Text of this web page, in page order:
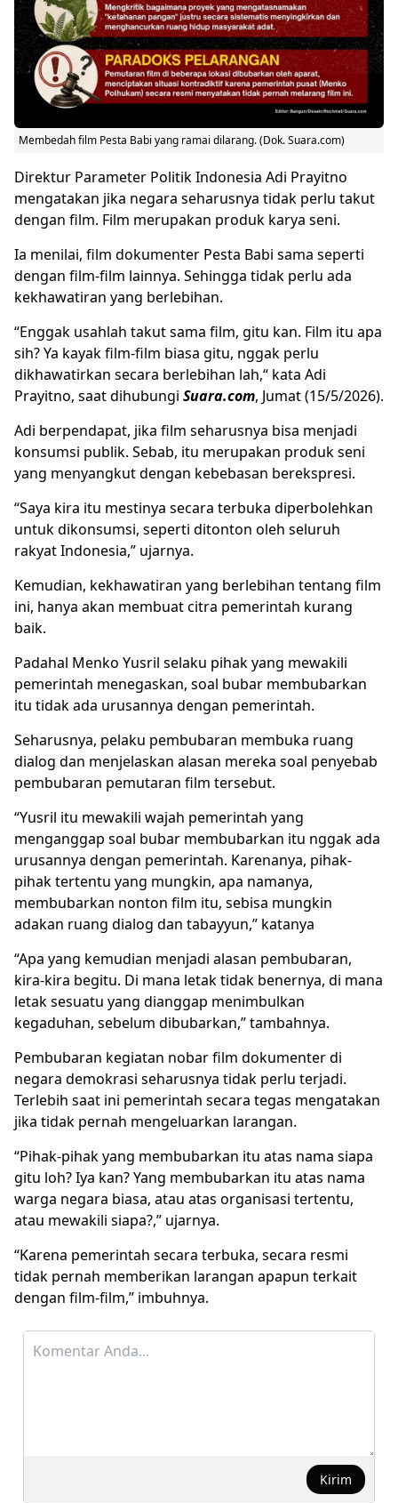
Membedah film Pesta Babi yang ramai dilarang. (Dok. Suara.com)
Direktur Parameter Politik Indonesia Adi Prayitno
mengatakan jika negara seharusnya tidak perlu takut
dengan film. Film merupakan produk karya seni.
Ia menilai, film dokumenter Pesta Babi sama seperti
dengan film-film lainnya. Sehingga tidak perlu ada
kekhawatiran yang berlebihan.
“Enggak usahlah takut sama film, gitu kan. Film itu apa
sih? Ya kayak film-film biasa gitu, nggak perlu
dikhawatirkan secara berlebihan lah,“ kata Adi
Prayitno, saat dihubungi Suara.com, Jumat (15/5/2026).
Adi berpendapat, jika film seharusnya bisa menjadi
konsumsi publik. Sebab, itu merupakan produk seni
yang menyangkut dengan kebebasan berekspresi.
“Saya kira itu mestinya secara terbuka diperbolehkan
untuk dikonsumsi, seperti ditonton oleh seluruh
rakyat Indonesia,” ujarnya.
Kemudian, kekhawatiran yang berlebihan tentang film
ini, hanya akan membuat citra pemerintah kurang
baik.
Padahal Menko Yusril selaku pihak yang mewakili
pemerintah menegaskan, soal bubar membubarkan
itu tidak ada urusannya dengan pemerintah.
Seharusnya, pelaku pembubaran membuka ruang
dialog dan menjelaskan alasan mereka soal penyebab
pembubaran pemutaran film tersebut.
“Yusril itu mewakili wajah pemerintah yang
menganggap soal bubar membubarkan itu nggak ada
urusannya dengan pemerintah. Karenanya, pihak-
pihak tertentu yang mungkin, apa namanya,
membubarkan nonton film itu, sebisa mungkin
adakan ruang dialog dan tabayyun,” katanya
“Apa yang kemudian menjadi alasan pembubaran,
kira-kira begitu. Di mana letak tidak benernya, di mana
letak sesuatu yang dianggap menimbulkan
kegaduhan, sebelum dibubarkan,” tambahnya.
Pembubaran kegiatan nobar film dokumenter di
negara demokrasi seharusnya tidak perlu terjadi.
Terlebih saat ini pemerintah secara tegas mengatakan
jika tidak pernah mengeluarkan larangan.
“Pihak-pihak yang membubarkan itu atas nama siapa
gitu loh? Iya kan? Yang membubarkan itu atas nama
warga negara biasa, atau atas organisasi tertentu,
atau mewakili siapa?,” ujarnya.
“Karena pemerintah secara terbuka, secara resmi
tidak pernah memberikan larangan apapun terkait
dengan film-film,” imbuhnya.
Kirim